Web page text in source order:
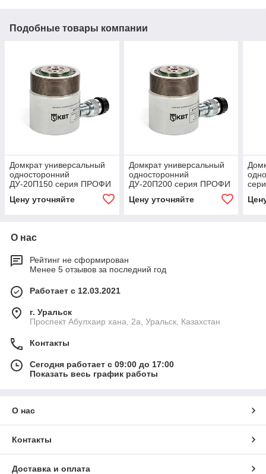
Подобные товары компании
Домкрат универсальный
односторонний
ДУ-20П150 серия ПРОФИ
с пружинным возвратом
штока
Цену уточняйте
Домкрат универсальный
односторонний
ДУ-20П200 серия ПРОФИ
с пружинным возвратом
штока
Цену уточняйте
О нас
Рейтинг не сформирован
Менее 5 отзывов за последний год
Работает с 12.03.2021
г. Уральск
Проспект Абулхаир хана, 2а, Уральск, Казахстан
Контакты
Сегодня работает с 09:00 до 17:00
Показать весь график работы
О нас
Контакты
Доставка и оплата